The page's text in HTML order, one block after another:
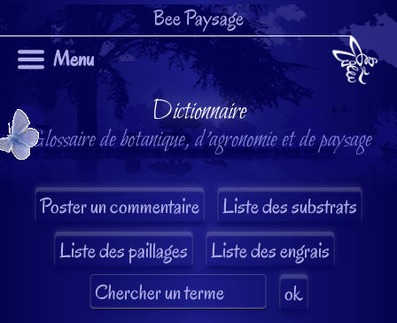
Bee Paysage
Menu
Dictionnaire
Glossaire de botanique, d'agronomie et de paysage
Liste des substrats
Liste des paillages
Liste des engrais